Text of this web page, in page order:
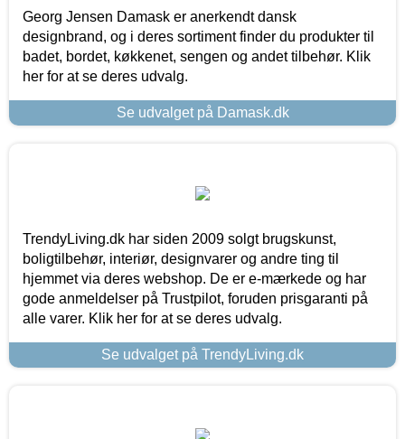
Georg Jensen Damask er anerkendt dansk
designbrand, og i deres sortiment finder du produkter til
badet, bordet, køkkenet, sengen og andet tilbehør. Klik
her for at se deres udvalg.
Se udvalget på Damask.dk
TrendyLiving.dk har siden 2009 solgt brugskunst,
boligtilbehør, interiør, designvarer og andre ting til
hjemmet via deres webshop. De er e-mærkede og har
gode anmeldelser på Trustpilot, foruden prisgaranti på
alle varer. Klik her for at se deres udvalg.
Se udvalget på TrendyLiving.dk